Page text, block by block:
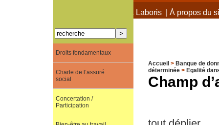
À propos de Terra Laboris| À propos du
Accueil > Banque de
déterminée> Egalité
Champ
Droits fondamentaux
Charte de l’assuré
social
Concertation /
Participation